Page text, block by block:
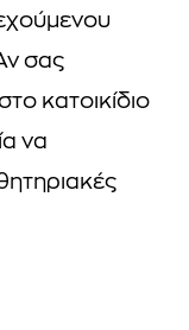
σας
κατοικίδιο
να